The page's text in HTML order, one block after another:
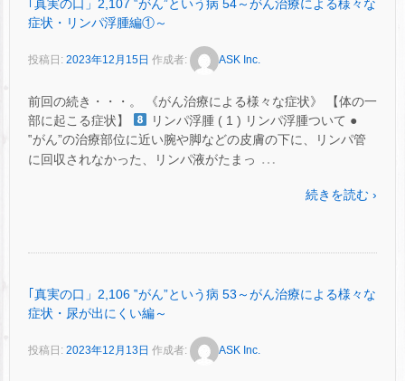
｢真実の口」2,107 ‟がん”という病 54～がん治療による様々な
症状・リンパ浮腫編①～
投稿日: 2023年12月15日 作成者: ASK Inc.
前回の続き・・・。 《がん治療による様々な症状》 【体の一
部に起こる症状】
リンパ浮腫 ( 1 ) リンパ浮腫ついて ●
‟がん”の治療部位に近い腕や脚などの皮膚の下に、リンパ管
に回収されなかった、リンパ液がたまっ …
続きを読む ›
｢真実の口」2,106 ‟がん”という病 53～がん治療による様々な
症状・尿が出にくい編～
投稿日: 2023年12月13日 作成者: ASK Inc.